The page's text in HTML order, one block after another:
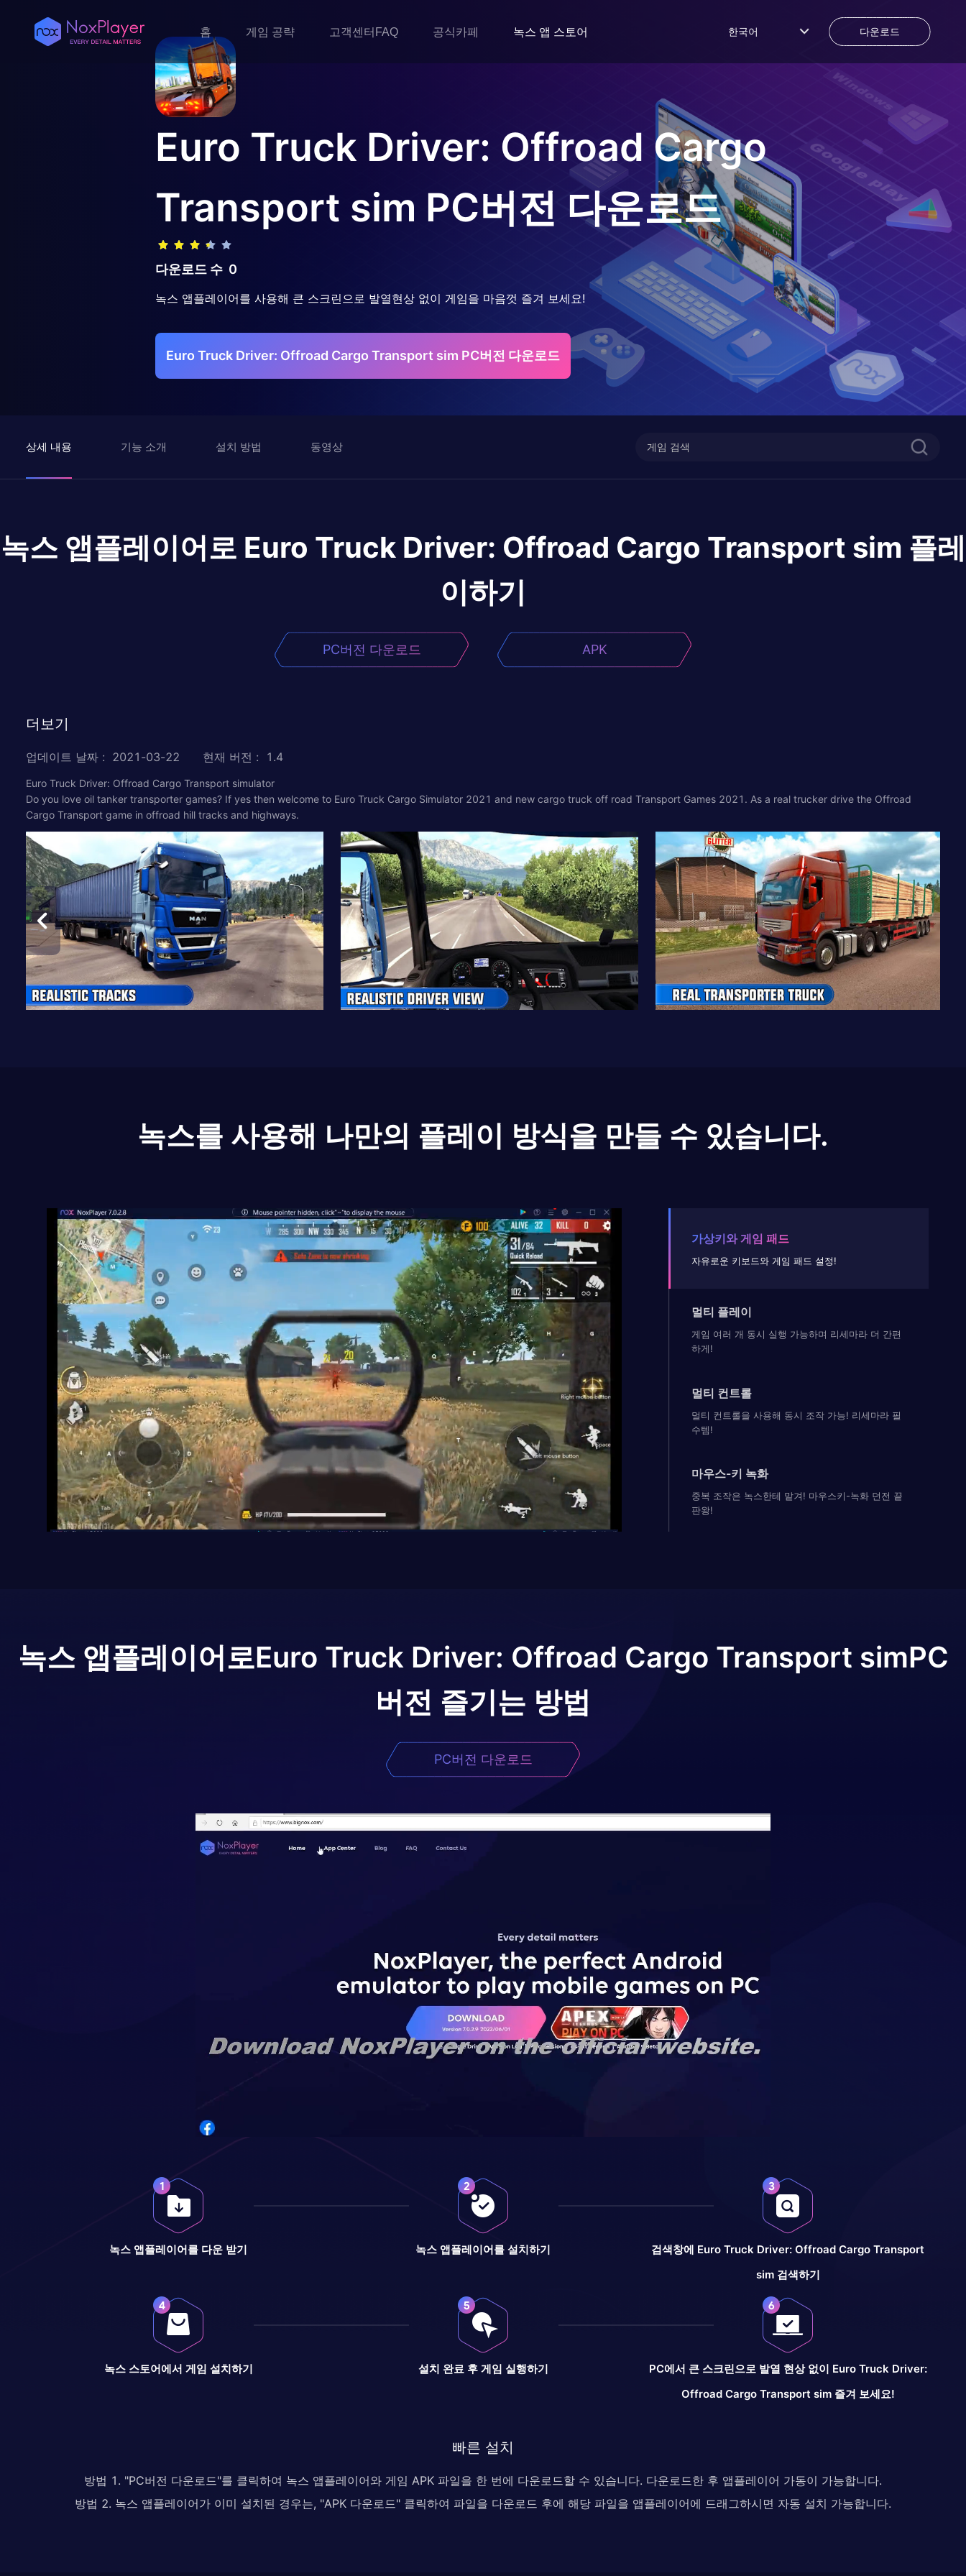
홈 게임 공략 고객센터FAQ 공식카페 녹스 앱 스토어 한국어 다운로드
Euro Truck Driver: Offroad Cargo
Transport sim PC버전 다운로드
다운로드 수 0
녹스 앱플레이어를 사용해 큰 스크린으로 발열현상 없이 게임을 마음껏 즐겨 보세요!
Euro Truck Driver: Offroad Cargo Transport sim PC버전 다운로드
상세 내용 기능 소개 설치 방법 동영상
녹스 앱플레이어로 Euro Truck Driver: Offroad Cargo Transport sim 플레
이하기
PC버전 다운로드 APK
더보기
업데이트 날짜 : 2021-03-22 현재 버전 : 1.4
Euro Truck Driver: Offroad Cargo Transport simulator
Do you love oil tanker transporter games? If yes then welcome to Euro Truck Cargo Simulator 2021 and new cargo truck off road Transport Games 2021. As a real trucker drive the Offroad
Cargo Transport game in offroad hill tracks and highways.
녹스를 사용해 나만의 플레이 방식을 만들 수 있습니다.
가상키와 게임 패드
자유로운 키보드와 게임 패드 설정!
멀티 플레이
게임 여러 개 동시 실행 가능하며 리세마라 더 간편
하게!
멀티 컨트롤
멀티 컨트롤을 사용해 동시 조작 가능! 리세마라 필
수템!
마우스-키 녹화
중복 조작은 녹스한테 맡겨! 마우스키-녹화 던전 끝
판왕!
녹스 앱플레이어로Euro Truck Driver: Offroad Cargo Transport simPC
버전 즐기는 방법
PC버전 다운로드
녹스 앱플레이어를 다운 받기 녹스 앱플레이어를 설치하기
검색창에 Euro Truck Driver: Offroad Cargo Transport
sim 검색하기
녹스 스토어에서 게임 설치하기 설치 완료 후 게임 실행하기
PC에서 큰 스크린으로 발열 현상 없이 Euro Truck Driver:
Offroad Cargo Transport sim 즐겨 보세요!
빠른 설치
방법 1. "PC버전 다운로드"를 클릭하여 녹스 앱플레이어와 게임 APK 파일을 한 번에 다운로드할 수 있습니다. 다운로드한 후 앱플레이어 가동이 가능합니다.
방법 2. 녹스 앱플레이어가 이미 설치된 경우는, "APK 다운로드" 클릭하여 파일을 다운로드 후에 해당 파일을 앱플레이어에 드래그하시면 자동 설치 가능합니다.